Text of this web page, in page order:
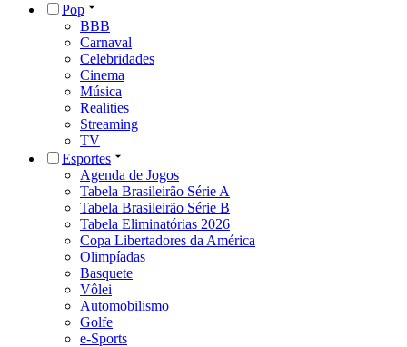
Pop
BBB
Carnaval
Celebridades
Cinema
Música
Realities
Streaming
TV
Esportes
Agenda de Jogos
Tabela Brasileirão Série A
Tabela Brasileirão Série B
Tabela Eliminatórias 2026
Copa Libertadores da América
Olimpíadas
Basquete
Vôlei
Automobilismo
Golfe
e-Sports